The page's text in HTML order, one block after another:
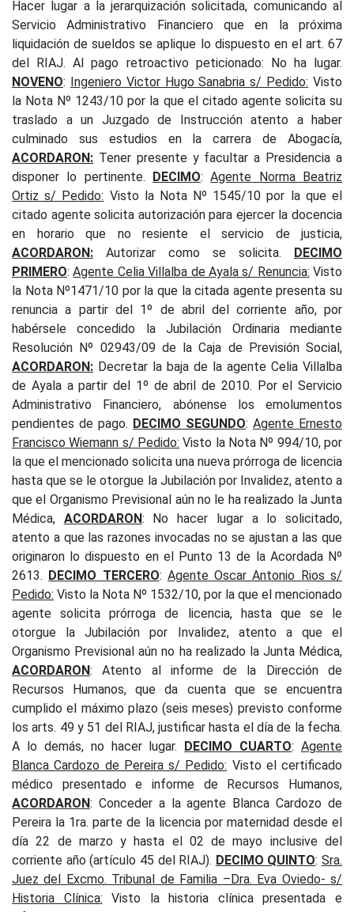
Hacer lugar a la jerarquización solicitada, comunicando al
Servicio Administrativo Financiero que en la próxima
liquidación de sueldos se aplique lo dispuesto en el art. 67
del RIAJ. Al pago retroactivo peticionado: No ha lugar.
NOVENO: Ingeniero Victor Hugo Sanabria s/ Pedido: Visto
la Nota Nº 1243/10 por la que el citado agente solicita su
traslado a un Juzgado de Instrucción atento a haber
culminado sus estudios en la carrera de Abogacía,
ACORDARON: Tener presente y facultar a Presidencia a
disponer lo pertinente. DECIMO:Agente Norma Beatriz
Ortiz s/ Pedido: Visto la Nota Nº 1545/10 por la que el
citado agente solicita autorización para ejercer la docencia
en horario que no resiente el servicio de justicia,
ACORDARON: Autorizar como se solicita. DECIMO
PRIMERO:Agente Celia Villalba de Ayala s/ Renuncia: Visto
la Nota Nº1471/10 por la que la citada agente presenta su
renuncia a partir del 1º de abril del corriente año, por
habérsele concedido la Jubilación Ordinaria mediante
Resolución Nº 02943/09 de la Caja de Previsión Social,
ACORDARON: Decretar la baja de la agente Celia Villalba
de Ayala a partir del 1º de abril de 2010. Por el Servicio
Administrativo Financiero, abónense los emolumentos
pendientes de pago. DECIMO SEGUNDO: Agente Ernesto
Francisco Wiemann s/ Pedido: Visto la Nota Nº 994/10, por
la que el mencionado solicita una nueva prórroga de licencia
hasta que se le otorgue la Jubilación por Invalidez, atento a
que el Organismo Previsional aún no le ha realizado la Junta
Médica, ACORDARON: No hacer lugar a lo solicitado,
atento a que las razones invocadas no se ajustan a las que
originaron lo dispuesto en el Punto 13 de la Acordada Nº
2613. DECIMO TERCERO: Agente Oscar Antonio Rios s/
Pedido: Visto la Nota Nº 1532/10, por la que el mencionado
agente solicita prórroga de licencia, hasta que se le
otorgue la Jubilación por Invalidez, atento a que el
Organismo Previsional aún no ha realizado la Junta Médica,
ACORDARON: Atento al informe de la Dirección de
Recursos Humanos, que da cuenta que se encuentra
cumplido el máximo plazo (seis meses) previsto conforme
los arts. 49 y 51 del RIAJ, justificar hasta el día de la fecha.
A lo demás, no hacer lugar. DECIMO CUARTO: Agente
Blanca Cardozo de Pereira s/ Pedido: Visto el certificado
médico presentado e informe de Recursos Humanos,
ACORDARON: Conceder a la agente Blanca Cardozo de
Pereira la 1ra. parte de la licencia por maternidad desde el
día 22 de marzo y hasta el 02 de mayo inclusive del
corriente año (artículo 45 del RIAJ). DECIMO QUINTO: Sra.
Juez del Excmo. Tribunal de Familia –Dra. Eva Oviedo- s/
Historia Clínica: Visto la historia clínica presentada e